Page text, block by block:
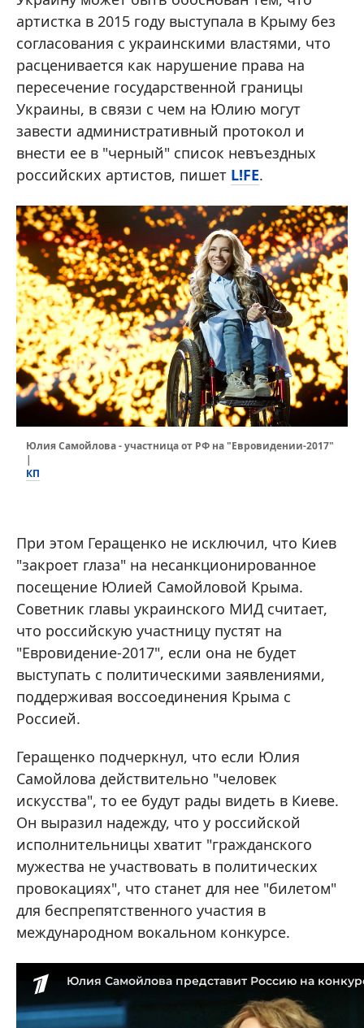
артистка в 2015 году выступала в Крыму без
согласования с украинскими властями, что
расценивается как нарушение права на
пересечение государственной границы
Украины, в связи с чем на Юлию могут
завести административный протокол и
внести ее в "черный" список невъездных
российских артистов, пишет L!FE.
Юлия Самойлова - участница от РФ на "Евровидении-2017"
|
КП
При этом Геращенко не исключил, что Киев
"закроет глаза" на несанкционированное
посещение Юлией Самойловой Крыма.
Советник главы украинского МИД считает,
что российскую участницу пустят на
"Евровидение-2017", если она не будет
выступать с политическими заявлениями,
поддерживая воссоединения Крыма с
Россией.
Геращенко подчеркнул, что если Юлия
Самойлова действительно "человек
искусства", то ее будут рады видеть в Киеве.
Он выразил надежду, что у российской
исполнительницы хватит "гражданского
мужества не участвовать в политических
провокациях", что станет для нее "билетом"
для беспрепятственного участия в
международном вокальном конкурсе.